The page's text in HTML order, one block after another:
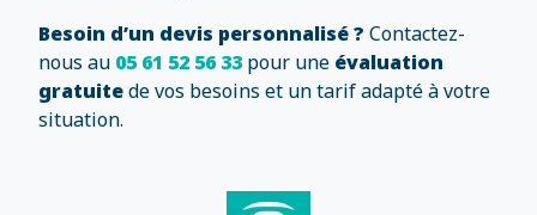
Besoin d’un devis personnalisé ? Contactez-
nous au 05 61 52 56 33 pour une évaluation
gratuitede vos besoins et un tarif adapté à votre
situation.